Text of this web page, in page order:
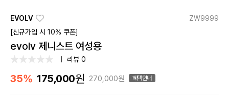
EVOLV
ZW9999
[신규가입 시 10% 쿠폰]
evolv 제니스트 여성용
리뷰 0
35% 175,000원 270,000원 혜택안내